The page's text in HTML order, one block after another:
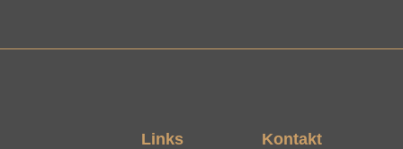
Links Kontakt